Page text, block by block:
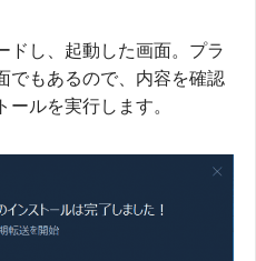
ドし、起動した画面。プラ
でもあるので、内容を確認
ルを実行します。